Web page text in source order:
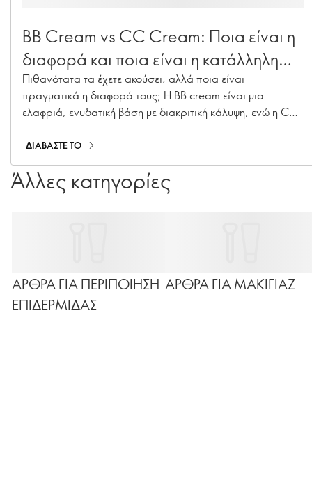
BB Cream vs CC Cream: Ποια είναι η
διαφορά και ποια είναι η κατάλληλη
για εσάς;
Πιθανότατα τα έχετε ακούσει, αλλά ποια είναι
πραγματικά η διαφορά τους; Η BB cream είναι μια
ελαφριά, ενυδατική βάση με διακριτική κάλυψη, ενώ η CC
προσφέροντας μεγαλύτερη κάλυψη για πιο ομοιόμορφο
αποτέλεσμα. Αυτές οι πολυλειτουργικές συνθέσεις έχουν
κατακτήσει τα νεσεσέρ και τα beauty ράφια τα τελευταία
χρόνια, όμως δεν είναι ακριβώς ίδιες. Κατανοώντας πώς
ΔΙΑΒΑΣΤΕ ΤΟ
Άλλες κατηγορίες
ΑΡΘΡΑ ΓΙΑ ΠΕΡΙΠΟΙΗΣΗ
ΕΠΙΔΕΡΜΙΔΑΣ
ΑΡΘΡΑ ΓΙΑ ΜΑΚΙΓΙΑΖ